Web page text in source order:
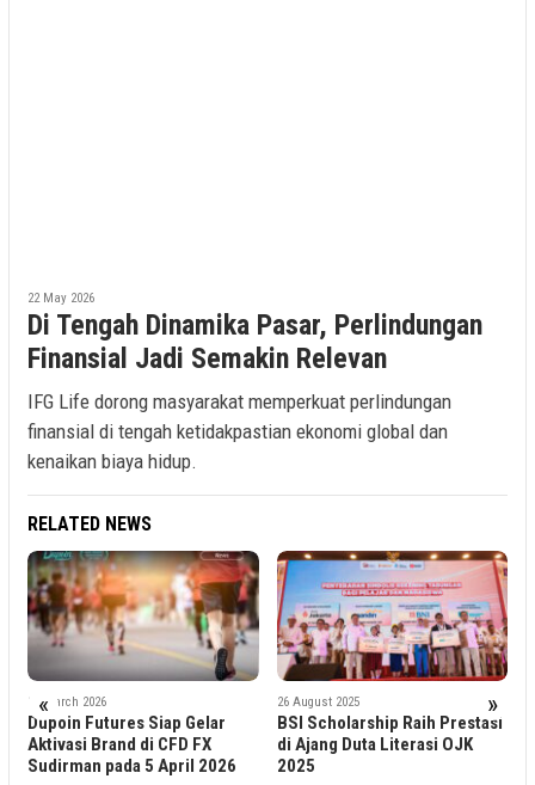
22 May 2026
Di Tengah Dinamika Pasar, Perlindungan
Finansial Jadi Semakin Relevan
IFG Life dorong masyarakat memperkuat perlindungan
finansial di tengah ketidakpastian ekonomi global dan
kenaikan biaya hidup.
RELATED NEWS
« »
27 March 2026
Dupoin Futures Siap Gelar
Aktivasi Brand di CFD FX
Sudirman pada 5 April 2026
26 August 2025
BSI Scholarship Raih Prestasi
di Ajang Duta Literasi OJK
2025